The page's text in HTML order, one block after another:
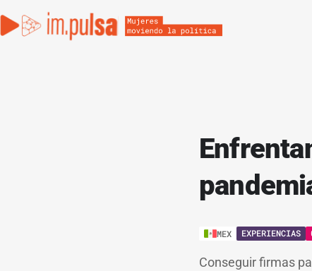
MEX EXPERIENCIAS
Conseguir firmas